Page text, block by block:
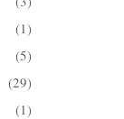
(1)
(5)
(29)
(1)